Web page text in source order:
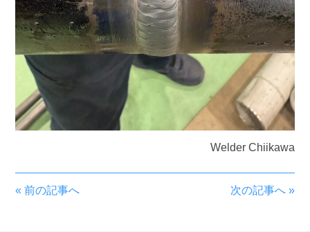
Welder Chiikawa
«前の記事へ 次の記事へ»